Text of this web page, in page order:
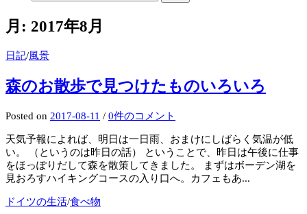
月: 2017年8月
日記/風景
森のお散歩で見つけたものいろいろ
Posted on 2017-08-11 / 0件のコメント
天気予報によれば、明日は一日雨、おまけにしばらく気温が低
い。 （というのは昨日の話） ということで、昨日は午後に仕事
をほっぽりだして森を散策してきました。 まずはボーデン湖を
見おろすハイキングコースの入り口へ。カフェもあ...
ドイツの生活/食べ物